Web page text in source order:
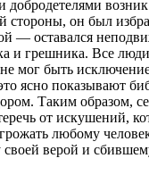
стороны, он был
— оставался
и грешника. Все
мог быть
ясно показывают
Таким образом,
от искушений,
любому
верой и